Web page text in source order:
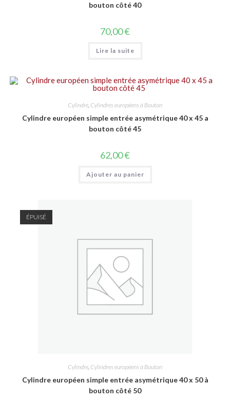
bouton côté 40
70,00€
Lire la suite
Cylindre Cylindres européens à Bouton
Cylindre européen simple entrée asymétrique 40 x 45 a
bouton côté 45
62,00€
Ajouter au panier
ÉPUISÉ
Cylindre, Cylindres européens à Bouton
Cylindre européen simple entrée asymétrique 40 x 50 à
bouton côté 50